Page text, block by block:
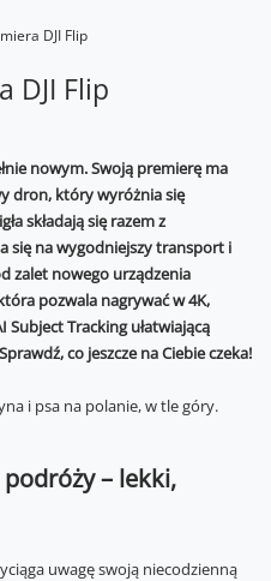
DJI Flip
DJI Flip
nowym. Swoją premierę ma
dron, który wyróżnia się
składają się razem z
się na wygodniejszy transport i
zalet nowego urządzenia
pozwala nagrywać w 4K,
Subject Tracking ułatwiającą
co jeszcze na Ciebie czeka!
– lekki,
uwagę swoją niecodzienną